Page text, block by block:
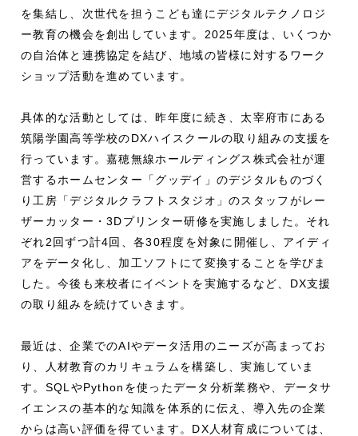
を集結し、次世代を担うこども達にデジタルテクノロジ
ー教育の機会を創出しています。2025年度は、いくつか
の自治体と連携協定を結び、地域の皆様に対するワーク
ショップ活動を進めています。
具体的な活動としては、昨年度に続き、太宰府市にある
筑陽学園高等学校のDXハイスクールの取り組みの支援を
行っています。嘉穂無線ホールディングス株式会社が運
営するホームセンター「グッデイ」のデジタルものづく
り工房「デジタルクラフトスタジオ」のスタッフがレー
ザーカッター・3Dプリンター研修を実施しました。それ
ぞれ2回ずつ計4回、各30程度を対象に開催し、アイディ
アをデータ化し、加工ソフトにて変換することを学びま
した。今後も来校者にイベントを実施するなど、DX支援
の取り組みを続けていきます。
最近は、企業でのAIやデータ活用のニーズが高まってお
り、人材教育のカリキュラムを構築し、実施していま
す。SQLやPythonを使ったデータ分析業務や、データサ
イエンスの基本的な知識を体系的に伝え、導入先の企業
からは高い評価を得ています。DX人材育成については、